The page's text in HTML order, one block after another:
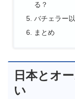
る？
バチェラー
まとめ
日本とオ
い